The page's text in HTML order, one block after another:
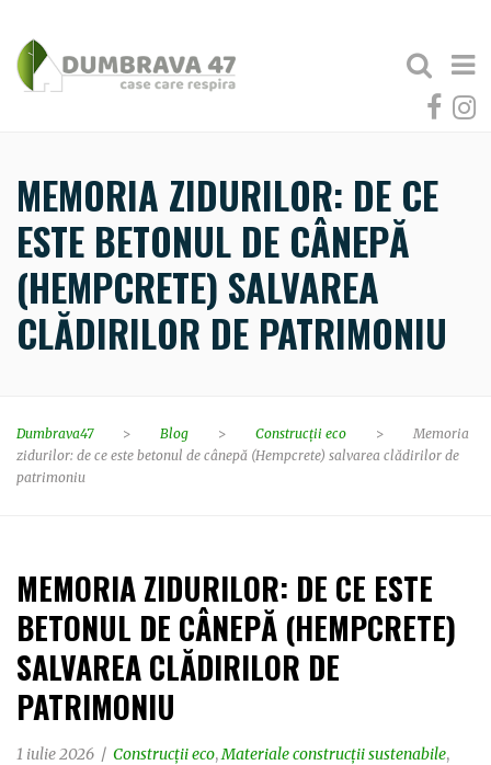
MEMORIA ZIDURILOR: DE CE
ESTE BETONUL DE CÂNEPĂ
(HEMPCRETE) SALVAREA
CLĂDIRILOR DE PATRIMONIU
Dumbrava47 > Blog > Construcții eco >
Memoria
zidurilor: de ce este betonul de cânepă (Hempcrete) salvarea clădirilor de
patrimoniu
MEMORIA ZIDURILOR: DE CE ESTE
BETONUL DE CÂNEPĂ (HEMPCRETE)
SALVAREA CLĂDIRILOR DE
PATRIMONIU
1 iulie 2026 Construcții eco,Materiale construcții sustenabile,